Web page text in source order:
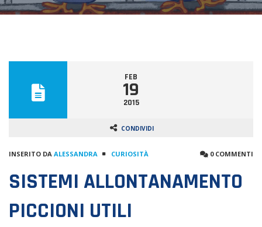
FEB
19
2015
CONDIVIDI
INSERITO DA ALESSANDRA CURIOSITÀ 0 COMMENTI
SISTEMI ALLONTANAMENTO
PICCIONI UTILI